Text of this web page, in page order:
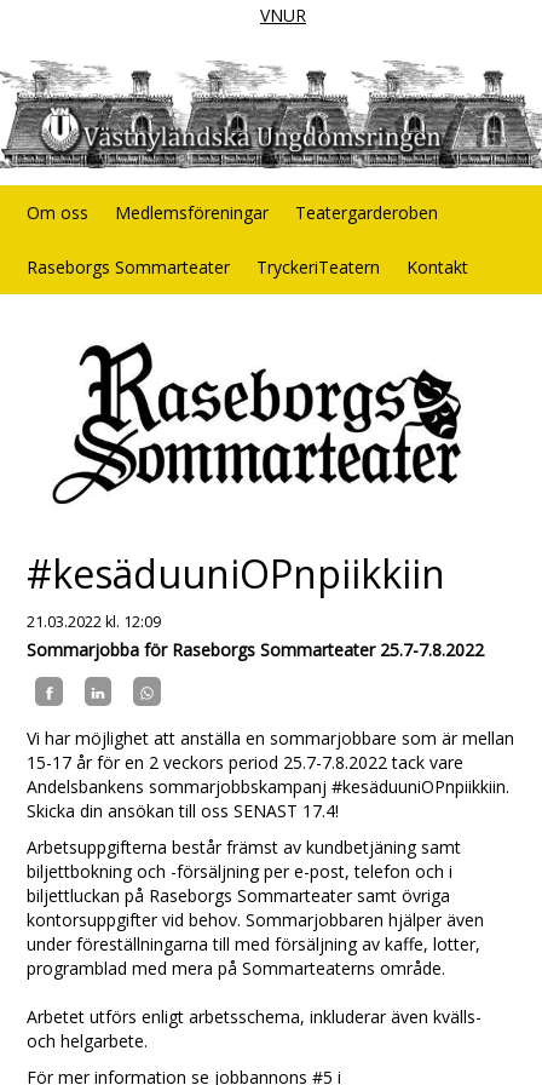
VNUR
Om oss Medlemsföreningar Teatergarderoben
Raseborgs Sommarteater TryckeriTeatern Kontakt
#kesäduuniOPnpiikkiin
21.03.2022kl. 12:09
Sommarjobba för Raseborgs Sommarteater 25.7-7.8.2022
Vi har möjlighet att anställa en sommarjobbare som är mellan
15-17 år för en 2 veckors period 25.7-7.8.2022 tack vare
Andelsbankens sommarjobbskampanj #kesäduuniOPnpiikkiin.
Skicka din ansökan till oss SENAST 17.4!
Arbetsuppgifterna består främst av kundbetjäning samt
biljettbokning och -försäljning per e-post, telefon och i
biljettluckan på Raseborgs Sommarteater samt övriga
kontorsuppgifter vid behov. Sommarjobbaren hjälper även
under föreställningarna till med försäljning av kaffe, lotter,
programblad med mera på Sommarteaterns område.
Arbetet utförs enligt arbetsschema, inkluderar även kvälls-
och helgarbete.
För mer information se jobbannons #5 i